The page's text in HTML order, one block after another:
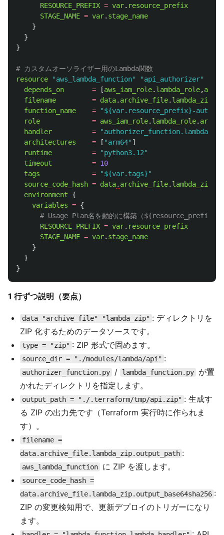
RESOURCE_PREFIX = var. resource_prefix
STAGE_NAME = var. stage_name
}
}
}
# カスタムオーソライザー用のLambda関数
resource
"aws_lambda_function" "api_authorizer"
depends_on
= [aws_iam_role. lambda_role,
filename
= data. archive_file. lambda_zip
function_name
=
"${var.resource_prefix}-
role
= aws_iam_role. lambda_role. arn
handler
=
architectures
= [ "arm64" ]
runtime
=
"python3.12"
timeout
= 10
tags
=
"${var.tags}"
source_code_hash = data. archive_file. lambda_zip
environment
{
variables = {
# Usage Plan名を動的に構築（${resource_prefix}-
RESOURCE_PREFIX = var. resource_prefix
STAGE_NAME = var. stage_name
}
}
}
1 行ずつ説明（要点）
data "archive_file" "lambda_zip" : ディレクトリを
ZIP 化するためのデータソースです。
type = "zip" : ZIP 形式で固めます。
source_dir = "./modules/lambda/api" :
authorizer_function.py / lambda_function.py
が置
かれたディレクトリを指定します。
output_path = "./.terraform/tmp/api.zip" : 生成す
る ZIP の出力先です（Terraform 実行時に作られま
す）。
filename =
data.archive_file.lambda_zip.output_path :
aws_lambda_function に ZIP を渡します。
source_code_hash =
data.archive_file.lambda_zip.output_base64sha256 :
ZIP の変更検知用で、更新デプロイのトリガーになり
ます。